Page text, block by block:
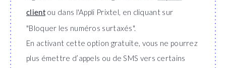
clientou dans l'Appli Prixtel, en cliquant sur
"Bloquer les numéros surtaxés".
En activant cette option gratuite, vous ne pourrez
plus émettre d’appels ou de SMS vers certains